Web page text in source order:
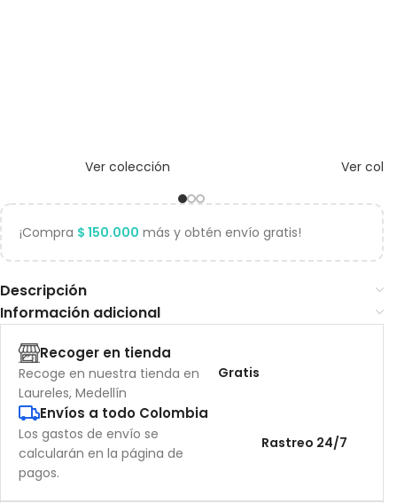
Ver colección Ver
¡Compra $ 150.000 más y obtén envío gratis!
Descripción
Información adicional
Recoger en tienda
Recoge en nuestra tienda en
Laureles, Medellín
Gratis
Envíos a todo Colombia
Los gastos de envío se
calcularán en la página de
pagos.
Rastreo 24/7